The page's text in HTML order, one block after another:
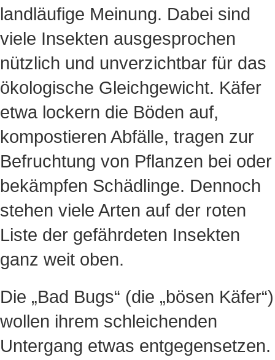
landläufige Meinung. Dabei sind
viele Insekten ausgesprochen
nützlich und unverzichtbar für das
ökologische Gleichgewicht. Käfer
etwa lockern die Böden auf,
kompostieren Abfälle, tragen zur
Befruchtung von Pflanzen bei oder
bekämpfen Schädlinge. Dennoch
stehen viele Arten auf der roten
Liste der gefährdeten Insekten
ganz weit oben.
Die „Bad Bugs“ (die „bösen Käfer“)
wollen ihrem schleichenden
Untergang etwas entgegensetzen.